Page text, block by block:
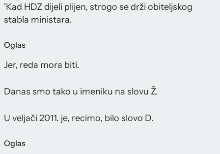
'Kad HDZ dijeli plijen, strogo se drži obiteljskog
stabla ministara.
Oglas
Jer, reda mora biti.
Danas smo tako u imeniku na slovu Ž.
U veljači 2011. je, recimo, bilo slovo D.
Oglas